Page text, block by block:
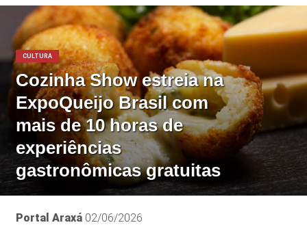
CULTURA
Cozinha Show estreia na
ExpoQueijo Brasil com
mais de 10 horas de
experiências
gastronômicas gratuitas
Portal Araxá 02/06/2026